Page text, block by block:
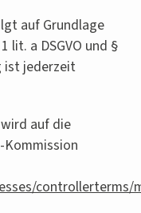
auf Grundlage
lit. a DSGVO und §
ist jederzeit
auf die
controllerterms/